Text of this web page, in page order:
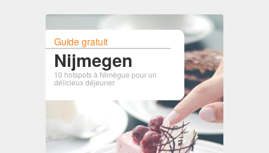
Guide gratuit
Nijmegen
10 hotspots à Nimègue pour un
délicieux déjeuner